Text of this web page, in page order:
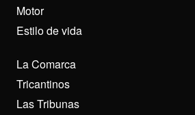
Motor
Estilo de vida
La Comarca
Tricantinos
Las Tribunas